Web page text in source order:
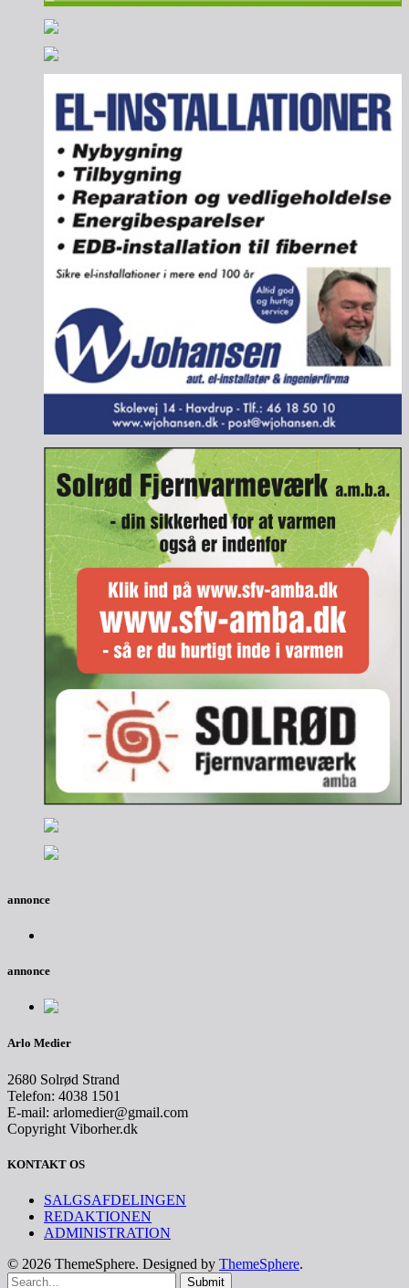
annonce
annonce
Arlo Medier
2680 Solrød Strand
Telefon: 4038 1501
E-mail: arlomedier@gmail.com
Copyright Viborher.dk
KONTAKT OS
SALGSAFDELINGEN
REDAKTIONEN
ADMINISTRATION
© 2026 ThemeSphere. Designed by ThemeSphere.
Submit